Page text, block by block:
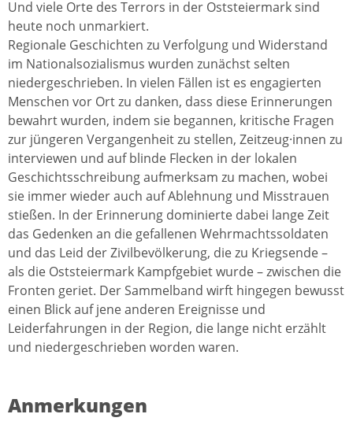
Und viele Orte des Terrors in der Oststeiermark sind
heute noch unmarkiert.
Regionale Geschichten zu Verfolgung und Widerstand
im Nationalsozialismus wurden zunächst selten
niedergeschrieben. In vielen Fällen ist es engagierten
Menschen vor Ort zu danken, dass diese Erinnerungen
bewahrt wurden, indem sie begannen, kritische Fragen
zur jüngeren Vergangenheit zu stellen, Zeitzeug·innen zu
interviewen und auf blinde Flecken in der lokalen
Geschichtsschreibung aufmerksam zu machen, wobei
sie immer wieder auch auf Ablehnung und Misstrauen
stießen. In der Erinnerung dominierte dabei lange Zeit
das Gedenken an die gefallenen Wehrmachtssoldaten
und das Leid der Zivilbevölkerung, die zu Kriegsende –
als die Oststeiermark Kampfgebiet wurde – zwischen die
Fronten geriet. Der Sammelband wirft hingegen bewusst
einen Blick auf jene anderen Ereignisse und
Leiderfahrungen in der Region, die lange nicht erzählt
und niedergeschrieben worden waren.
Anmerkungen